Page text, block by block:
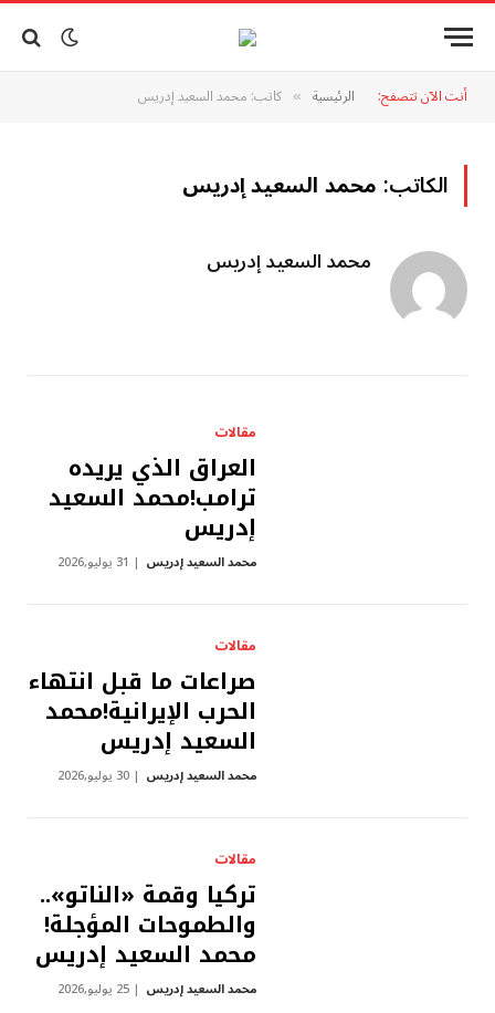
أنت الآن تتصفح: الرئيسية » كاتب: محمد السعيد إدريس
الكاتب: محمد السعيد إدريس
محمد السعيد إدريس
مقالات
العراق الذي يريده
ترامب!محمد السعيد
إدريس
محمد السعيد إدريس 31 يوليو,2026
مقالات
صراعات ما قبل انتهاء
الحرب الإيرانية!محمد
السعيد إدريس
محمد السعيد إدريس 30 يوليو,2026
مقالات
تركيا وقمة «الناتو»..
والطموحات المؤجلة!
محمد السعيد إدريس
محمد السعيد إدريس 25 يوليو,2026